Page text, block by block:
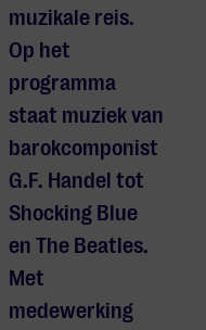
muzikale reis.
Op het
programma
staat muziek van
barokcomponist
G.F. Handel tot
Shocking Blue
en The Beatles.
Met
medewerking